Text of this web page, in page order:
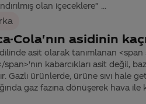
olan içeceklere” ...
Cola'nın asidinin
asit olarak tanımlanan
span>'nın kabarcıkları asit değil,
Gazlı ürünlerde, ürüne sıvı hale
gaz fazına dönüşerek hava